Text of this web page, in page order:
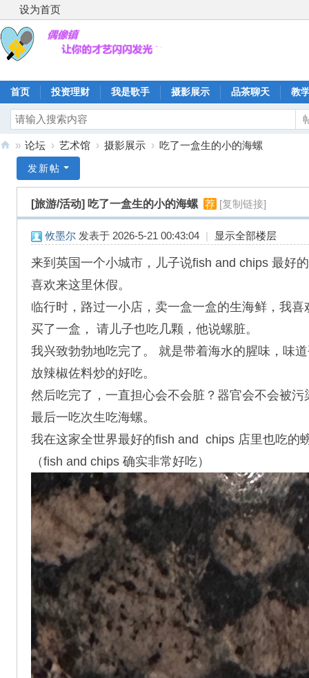
设为首页
首页 投资理财 我是歌手 摄影展示 品茶聊天 教
» 论坛 › 艺术馆 › 摄影展示 › 吃了一盒生的小的海螺
发新帖
[旅游/活动] 吃了一盒生的小的海螺 荐 [复制链接]
攸墨尔 发表于 2026-5-21 00:43:04 | 显示全部楼层
来到英国一个小城市，儿子说fish and chips 最好
喜欢来这里休假。
临行时，路过一小店，卖一盒一盒的生海鲜，我喜
买了一盒， 请儿子也吃几颗，他说螺脏。
我兴致勃勃地吃完了。 就是带着海水的腥味，味
放辣椒佐料炒的好吃。
然后吃完了，一直担心会不会脏？器官会不会被污
最后一吃次生吃海螺。
我在这家全世界最好的fish and chips 店里也吃的
（fish and chips 确实非常好吃）